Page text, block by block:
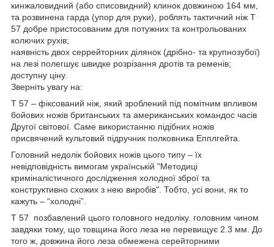
кинжаловидний (або списовидний) клинок довжиною 164 мм,
та розвинена гарда (упор для руки), роблять тактичний ніж Т
57 добре пристосованим для потужних та контрольованих
колючих рухів;
наявність двох серрейторних ділянок (дрібно- та крупнозубої)
на лезі полегшує швидке розрізання дротів та ременів;
доступну ціну.
Зверніть увагу на:
Т 57 – фіксований ніж, який зроблений під помітним впливом
бойових ножів британських та американських командос часів
Другої світової. Саме використанню підібних ножів
присвячений культовий підручник полковника Епплгейта.
Головний недолік бойових ножів цього типу – їх
невідповідність вимогам українській "Методиці
криміналістичного дослідження холодної зброї та
конструктивно схожих з нею виробів". Тобто, усі вони, як то
кажуть – “холодні”.
Т 57 позбавлений цього головного недоліку. головним чином
завдяки тому, що товщина його леза не перевищує 2.3 мм. До
того ж, довжина його леза обмежена серейторними